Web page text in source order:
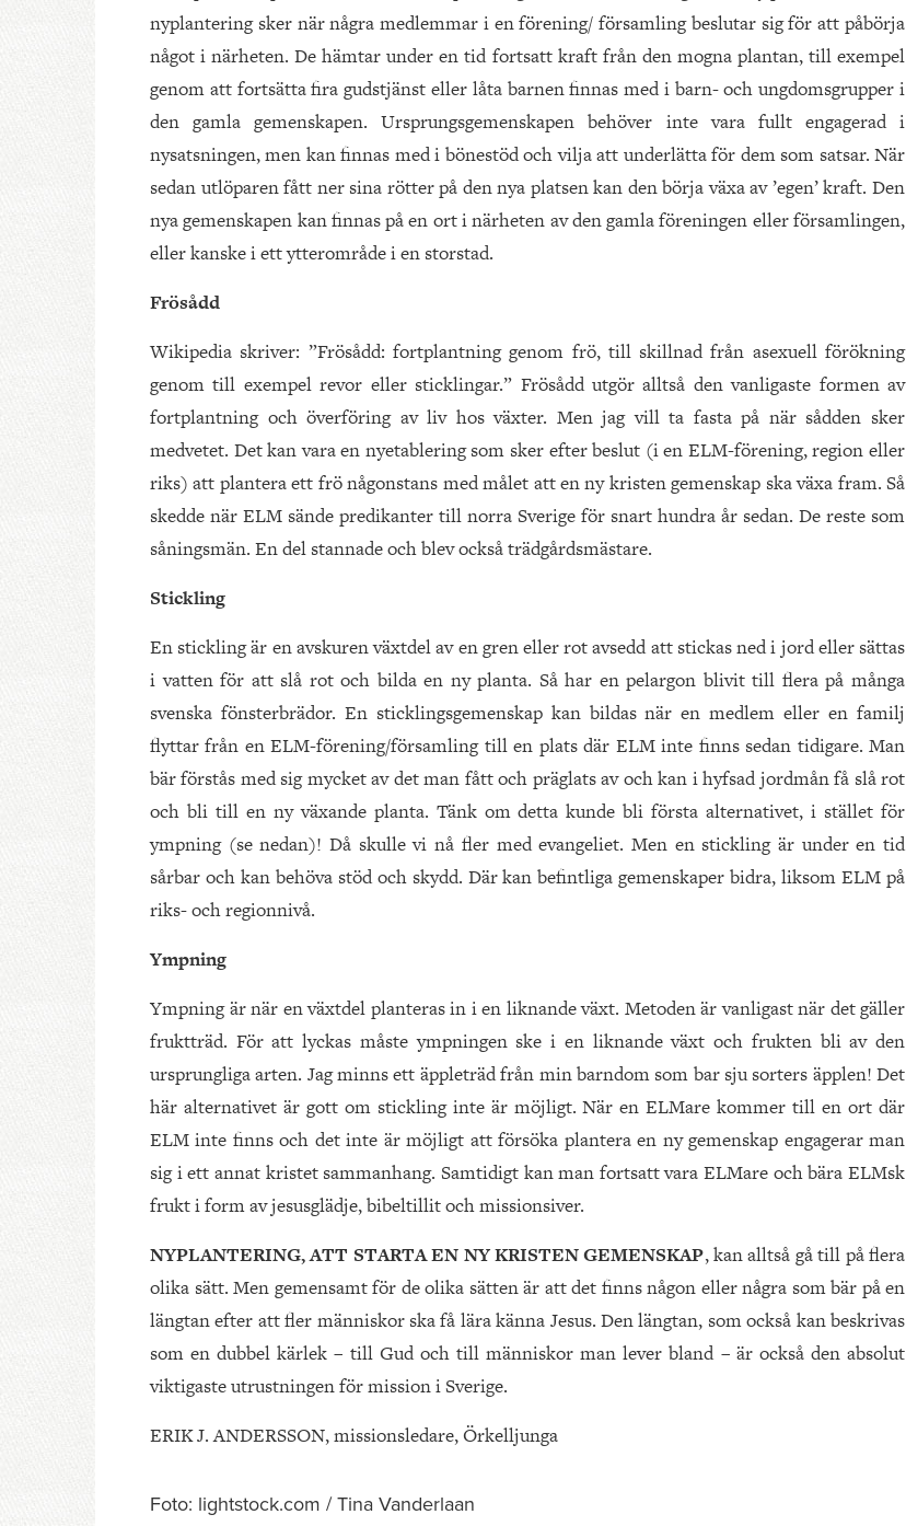
nyplantering sker när några medlemmar i en förening/ församling beslutar sig för att påbörja
något i närheten. De hämtar under en tid fortsatt kraft från den mogna plantan, till exempel
genom att fortsätta fira gudstjänst eller låta barnen finnas med i barn- och ungdomsgrupper i
den gamla gemenskapen. Ursprungsgemenskapen behöver inte vara fullt engagerad i
nysatsningen, men kan finnas med i bönestöd och vilja att underlätta för dem som satsar. När
sedan utlöparen fått ner sina rötter på den nya platsen kan den börja växa av ’egen’ kraft. Den
nya gemenskapen kan finnas på en ort i närheten av den gamla föreningen eller församlingen,
eller kanske i ett ytterområde i en storstad.
Frösådd
Wikipedia skriver: ”Frösådd: fortplantning genom frö, till skillnad från asexuell förökning
genom till exempel revor eller sticklingar.” Frösådd utgör alltså den vanligaste formen av
fortplantning och överföring av liv hos växter. Men jag vill ta fasta på när sådden sker
medvetet. Det kan vara en nyetablering som sker efter beslut (i en ELM-förening, region eller
riks) att plantera ett frö någonstans med målet att en ny kristen gemenskap ska växa fram. Så
skedde när ELM sände predikanter till norra Sverige för snart hundra år sedan. De reste som
såningsmän. En del stannade och blev också trädgårdsmästare.
Stickling
En stickling är en avskuren växtdel av en gren eller rot avsedd att stickas ned i jord eller sättas
i vatten för att slå rot och bilda en ny planta. Så har en pelargon blivit till flera på många
svenska fönsterbrädor. En sticklingsgemenskap kan bildas när en medlem eller en familj
flyttar från en ELM-förening/församling till en plats där ELM inte finns sedan tidigare. Man
bär förstås med sig mycket av det man fått och präglats av och kan i hyfsad jordmån få slå rot
och bli till en ny växande planta. Tänk om detta kunde bli första alternativet, i stället för
ympning (se nedan)! Då skulle vi nå fler med evangeliet. Men en stickling är under en tid
sårbar och kan behöva stöd och skydd. Där kan befintliga gemenskaper bidra, liksom ELM på
riks- och regionnivå.
Ympning
Ympning är när en växtdel planteras in i en liknande växt. Metoden är vanligast när det gäller
fruktträd. För att lyckas måste ympningen ske i en liknande växt och frukten bli av den
ursprungliga arten. Jag minns ett äppleträd från min barndom som bar sju sorters äpplen! Det
här alternativet är gott om stickling inte är möjligt. När en ELMare kommer till en ort där
ELM inte finns och det inte är möjligt att försöka plantera en ny gemenskap engagerar man
sig i ett annat kristet sammanhang. Samtidigt kan man fortsatt vara ELMare och bära ELMsk
frukt i form av jesusglädje, bibeltillit och missionsiver.
NYPLANTERING, ATT STARTA EN NY KRISTEN GEMENSKAP, kan alltså gå till på flera
olika sätt. Men gemensamt för de olika sätten är att det finns någon eller några som bär på en
längtan efter att fler människor ska få lära känna Jesus. Den längtan, som också kan beskrivas
som en dubbel kärlek – till Gud och till människor man lever bland – är också den absolut
viktigaste utrustningen för mission i Sverige.
ERIK J. ANDERSSON, missionsledare, Örkelljunga
Foto: lightstock.com / Tina Vanderlaan